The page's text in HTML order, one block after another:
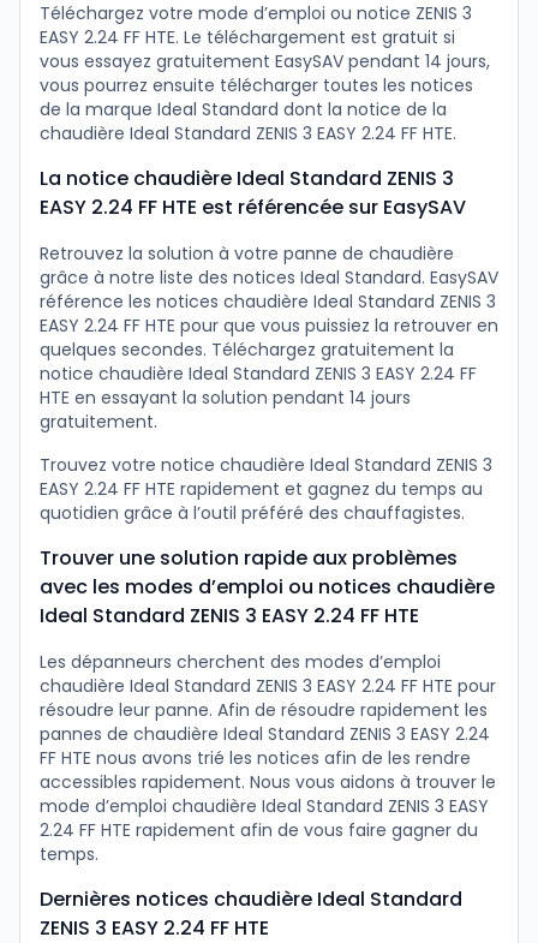
Téléchargez votre mode d’emploi ou notice ZENIS 3
EASY 2.24 FF HTE. Le téléchargement est gratuit si
vous essayez gratuitement EasySAV pendant 14 jours,
vous pourrez ensuite télécharger toutes les notices
de la marque Ideal Standard dont la notice de la
chaudière Ideal Standard ZENIS 3 EASY 2.24 FF HTE.
La notice chaudière Ideal Standard ZENIS 3
EASY 2.24 FF HTE est référencée sur EasySAV
Retrouvez la solution à votre panne de chaudière
grâce à notre liste des notices Ideal Standard. EasySAV
référence les notices chaudière Ideal Standard ZENIS 3
EASY 2.24 FF HTE pour que vous puissiez la retrouver en
quelques secondes. Téléchargez gratuitement la
notice chaudière Ideal Standard ZENIS 3 EASY 2.24 FF
HTE en essayant la solution pendant 14 jours
gratuitement.
Trouvez votre notice chaudière Ideal Standard ZENIS 3
EASY 2.24 FF HTE rapidement et gagnez du temps au
quotidien grâce à l’outil préféré des chauffagistes.
Trouver une solution rapide aux problèmes
avec les modes d’emploi ou notices chaudière
Ideal Standard ZENIS 3 EASY 2.24 FF HTE
Les dépanneurs cherchent des modes d’emploi
chaudière Ideal Standard ZENIS 3 EASY 2.24 FF HTE pour
résoudre leur panne. Afin de résoudre rapidement les
pannes de chaudière Ideal Standard ZENIS 3 EASY 2.24
FF HTE nous avons trié les notices afin de les rendre
accessibles rapidement. Nous vous aidons à trouver le
mode d’emploi chaudière Ideal Standard ZENIS 3 EASY
2.24 FF HTE rapidement afin de vous faire gagner du
temps.
Dernières notices chaudière Ideal Standard
ZENIS 3 EASY 2.24 FF HTE